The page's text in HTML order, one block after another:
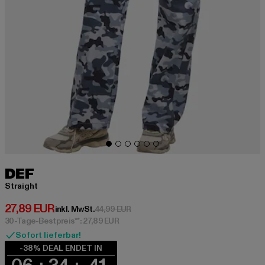
DEF
Straight
27,89 EUR
Derzeitiger Preis: 27,89 EUR
inkl. MwSt.44,99 EURAktionspreis: 44,99 EUR
30-Tage-Bestpreis**: 27,89 EUR
Sofort lieferbar!
-38% DEAL ENDET IN